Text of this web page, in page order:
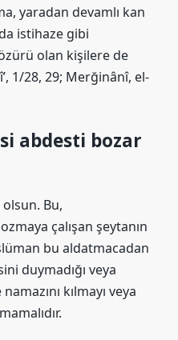
yaradan devamlı kan
istihaze gibi
olan kişilere de
1/28, 29; Merğinânî, el-
abdesti bozar
olsun. Bu,
çalışan şeytanın
bu aldatmacadan
duymadığı veya
kılmayı veya